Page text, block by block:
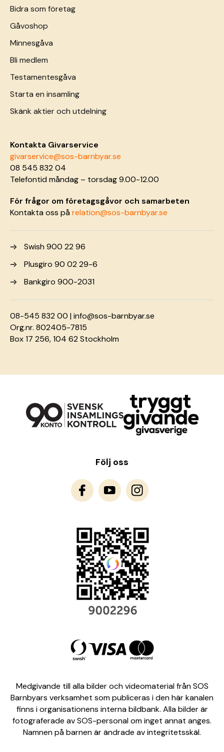
Bidra som företag
Gåvoshop
Minnesgåva
Bli medlem
Testamentesgåva
Starta en insamling
Skänk aktier och utdelning
Kontakta Givarservice
givarservice@sos-barnbyar.se
08 545 832 04
Telefontid måndag – torsdag 9.00-12.00
För frågor om företagsgåvor och samarbeten
Kontakta oss pårelation@sos-barnbyar.se
Swish 900 22 96
Plusgiro 90 02 29-6
Bankgiro 900-2031
08-545 832 00 |info@sos-barnbyar.se
Org.nr. 802405-7815
Box 17 256, 104 62 Stockholm
Följ oss
Medgivande till alla bilder och videomaterial från SOS
Barnbyars verksamhet som publiceras i den här kanalen
finns i organisationens interna bildbank. Alla bilder är
fotograferade av SOS-personal om inget annat anges.
Namnen på barnen är ändrade av integritetsskäl.